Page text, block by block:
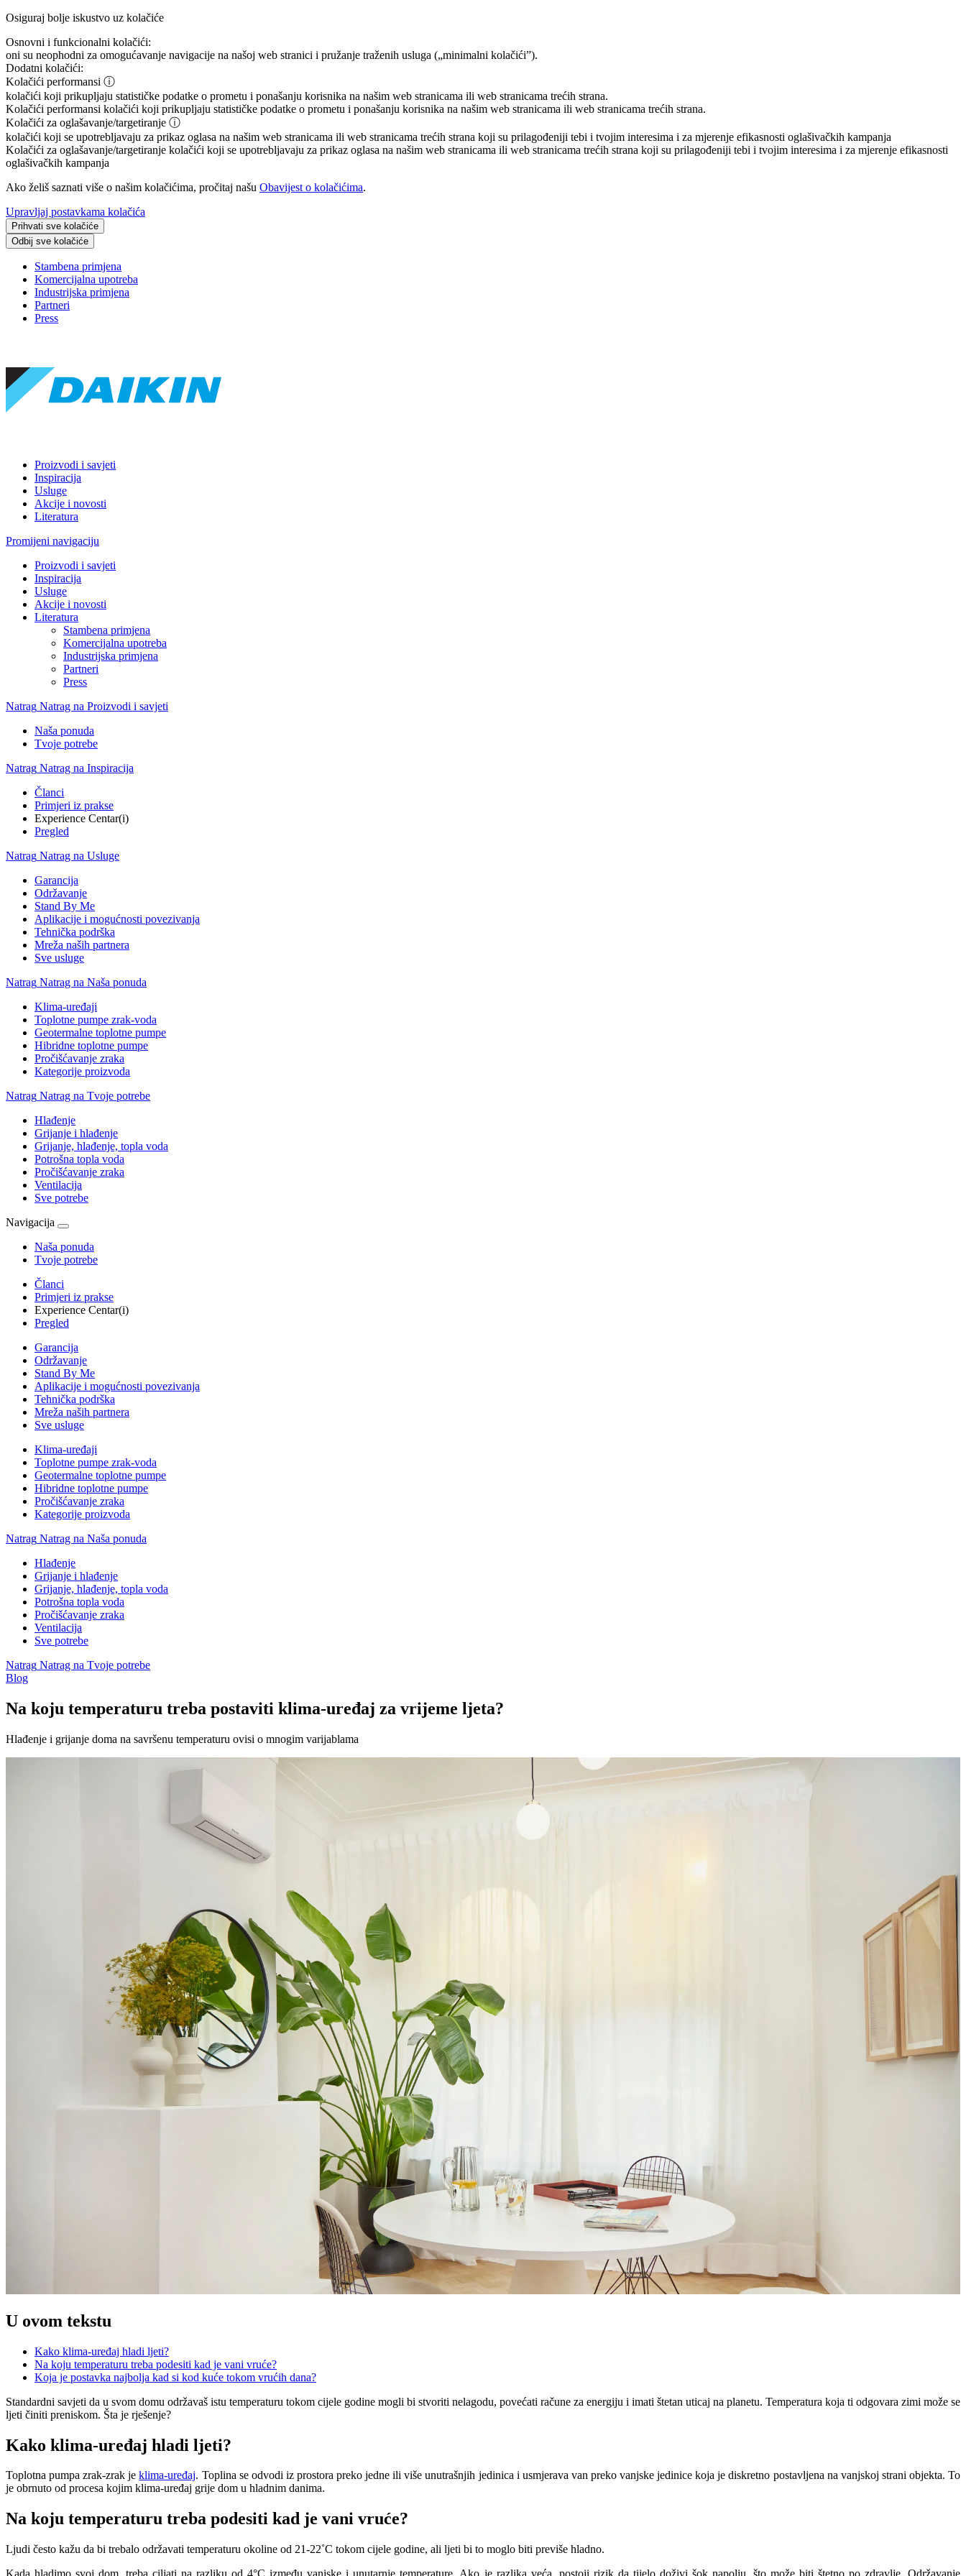
Osiguraj bolje iskustvo uz kolačiće
Osnovni i funkcionalni kolačići:
oni su neophodni za omogućavanje navigacije na našoj web stranici i pružanje traženih usluga („minimalni kolačići”).
Dodatni kolačići:
Kolačići performansi ⓘ
kolačići koji prikupljaju statističke podatke o prometu i ponašanju korisnika na našim web stranicama ili web stranicama trećih strana.
Kolačići performansi kolačići koji prikupljaju statističke podatke o prometu i ponašanju korisnika na našim web stranicama ili web stranicama trećih strana.
Kolačići za oglašavanje/targetiranje ⓘ
kolačići koji se upotrebljavaju za prikaz oglasa na našim web stranicama ili web stranicama trećih strana koji su prilagođeniji tebi i tvojim interesima i za mjerenje efikasnosti oglašivačkih kampanja
Kolačići za oglašavanje/targetiranje kolačići koji se upotrebljavaju za prikaz oglasa na našim web stranicama ili web stranicama trećih strana koji su prilagođeniji tebi i tvojim interesima i za mjerenje efikasnosti
oglašivačkih kampanja
Ako želiš saznati više o našim kolačićima, pročitaj našu Obavijest o kolačićima.
Upravljaj postavkama kolačića
Prihvati sve kolačiće
Odbij sve kolačiće
Stambena primjena
Komercijalna upotreba
Industrijska primjena
Partneri
Press
Proizvodi i savjeti
Inspiracija
Usluge
Akcije i novosti
Literatura
Promijeni navigaciju
Proizvodi i savjeti
Inspiracija
Usluge
Akcije i novosti
Literatura
Stambena primjena
Komercijalna upotreba
Industrijska primjena
Partneri
Press
Natrag Natrag na Proizvodi i savjeti
Naša ponuda
Tvoje potrebe
Natrag Natrag na Inspiracija
Članci
Primjeri iz prakse
Experience Centar(i)
Pregled
Natrag Natrag na Usluge
Garancija
Održavanje
Stand By Me
Aplikacije i mogućnosti povezivanja
Tehnička podrška
Mreža naših partnera
Sve usluge
Natrag Natrag na Naša ponuda
Klima-uređaji
Toplotne pumpe zrak-voda
Geotermalne toplotne pumpe
Hibridne toplotne pumpe
Pročišćavanje zraka
Kategorije proizvoda
Natrag Natrag na Tvoje potrebe
Hlađenje
Grijanje i hlađenje
Grijanje, hlađenje, topla voda
Potrošna topla voda
Pročišćavanje zraka
Ventilacija
Sve potrebe
Navigacija
Naša ponuda
Tvoje potrebe
Članci
Primjeri iz prakse
Experience Centar(i)
Pregled
Garancija
Održavanje
Stand By Me
Aplikacije i mogućnosti povezivanja
Tehnička podrška
Mreža naših partnera
Sve usluge
Klima-uređaji
Toplotne pumpe zrak-voda
Geotermalne toplotne pumpe
Hibridne toplotne pumpe
Pročišćavanje zraka
Kategorije proizvoda
Natrag Natrag na Naša ponuda
Hlađenje
Grijanje i hlađenje
Grijanje, hlađenje, topla voda
Potrošna topla voda
Pročišćavanje zraka
Ventilacija
Sve potrebe
Natrag Natrag na Tvoje potrebe
Blog
Na koju temperaturu treba postaviti klima-uređaj za vrijeme ljeta?
Hlađenje i grijanje doma na savršenu temperaturu ovisi o mnogim varijablama
U ovom tekstu
Kako klima-uređaj hladi ljeti?
Na koju temperaturu treba podesiti kad je vani vruće?
Koja je postavka najbolja kad si kod kuće tokom vrućih dana?
Standardni savjeti da u svom domu održavaš istu temperaturu tokom cijele godine mogli bi stvoriti nelagodu, povećati račune za energiju i imati štetan uticaj na planetu. Temperatura koja ti odgovara zimi može se
ljeti činiti preniskom. Šta je rješenje?
Kako klima-uređaj hladi ljeti?
Toplotna pumpa zrak-zrak jeklima-uređaj. Toplina se odvodi iz prostora preko jedne ili više unutrašnjih jedinica i usmjerava van preko vanjske jedinice koja je diskretno postavljena na vanjskoj strani objekta. To
je obrnuto od procesa kojim klima-uređaj grije dom u hladnim danima.
Na koju temperaturu treba podesiti kad je vani vruće?
Ljudi često kažu da bi trebalo održavati temperaturu okoline od 21-22˚C tokom cijele godine, ali ljeti bi to moglo biti previše hladno.